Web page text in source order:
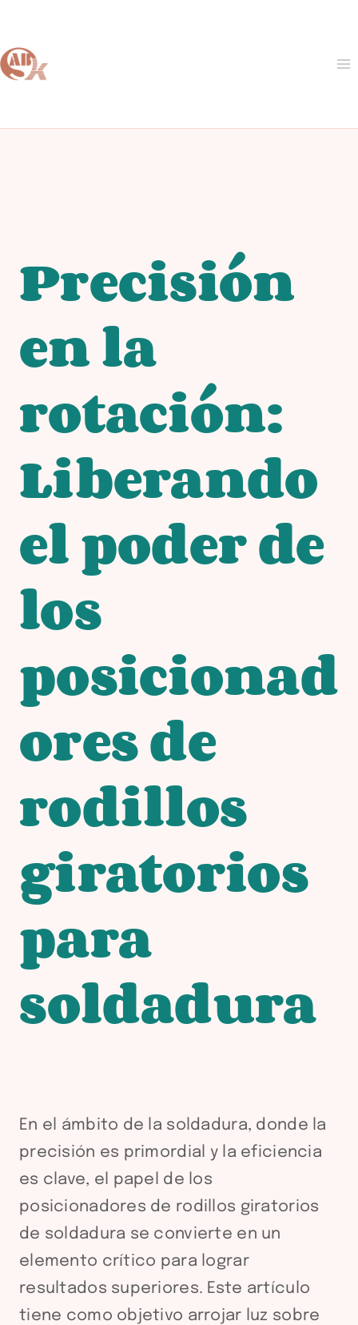
Contenido
Precisión
en la
rotación:
Liberando
el poder de
los
posicionad
ores de
rodillos
giratorios
para
soldadura
En el ámbito de la soldadura, donde la
precisión es primordial y la eficiencia
es clave, el papel de los
posicionadores de rodillos giratorios
de soldadura se convierte en un
elemento crítico para lograr
resultados superiores. Este artículo
tiene como objetivo arrojar luz sobre